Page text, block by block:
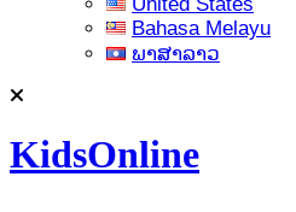
Bahasa Melayu
ພາສາລາວ
KidsOnline